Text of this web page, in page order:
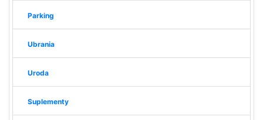
Parking
Ubrania
Uroda
Suplementy